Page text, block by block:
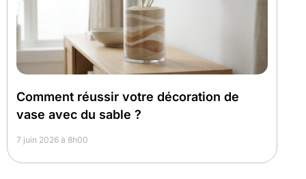
Comment réussir votre décoration de
vase avec du sable ?
7 juin 2026 à 8h00